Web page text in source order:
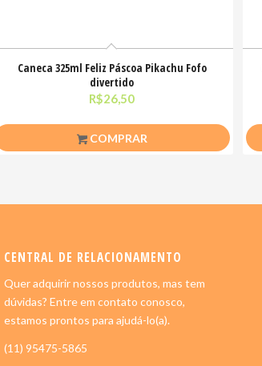
Caneca 325ml Feliz Páscoa Pikachu Fofo
divertido
R$26,50
COMPRAR
CENTRAL DE RELACIONAMENTO
Quer adquirir nossos produtos, mas tem
dúvidas? Entre em contato conosco,
estamos prontos para ajudá-lo(a).
(11) 95475-5865